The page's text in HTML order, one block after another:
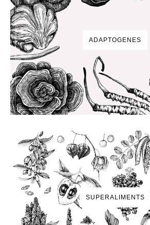
ADAPTOGENES
SUPERALIMENTS